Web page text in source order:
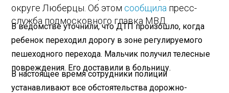
округе Люберцы. Об этом сообщила пресс-
служба подмосковного главка МВД.
В ведомстве уточнили, что ДТП произошло, когда
ребенок переходил дорогу в зоне регулируемого
пешеходного перехода. Мальчик получил телесные
повреждения. Его доставили в больницу.
В настоящее время сотрудники полиции
устанавливают все обстоятельства дорожно-